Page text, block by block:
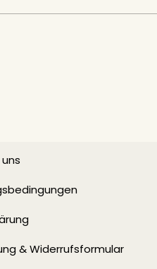
& Widerrufsformular